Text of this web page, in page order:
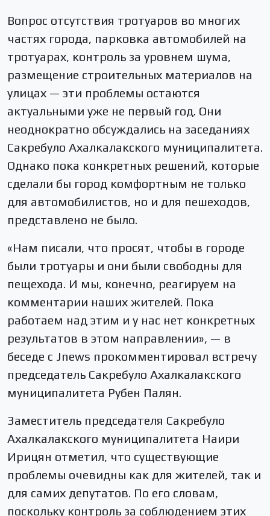
Вопрос отсутствия тротуаров во многих
частях города, парковка автомобилей на
тротуарах, контроль за уровнем шума,
размещение строительных материалов на
улицах — эти проблемы остаются
актуальными уже не первый год. Они
неоднократно обсуждались на заседаниях
Сакребуло Ахалкалакского муниципалитета.
Однако пока конкретных решений, которые
сделали бы город комфортным не только
для автомобилистов, но и для пешеходов,
представлено не было.
«Нам писали, что просят, чтобы в городе
были тротуары и они были свободны для
пещехода. И мы, конечно, реагируем на
комментарии наших жителей. Пока
работаем над этим и у нас нет конкретных
результатов в этом направлении», — в
беседе с Jnews прокомментировал встречу
председатель Сакребуло Ахалкалакского
муниципалитета Рубен Палян.
Заместитель председателя Сакребуло
Ахалкалакского муниципалитета Наири
Ирицян отметил, что существующие
проблемы очевидны как для жителей, так и
для самих депутатов. По его словам,
поскольку контроль за соблюдением этих